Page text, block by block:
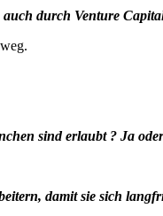
durch Venture
sind erlaubt ? Ja
damit sie sich